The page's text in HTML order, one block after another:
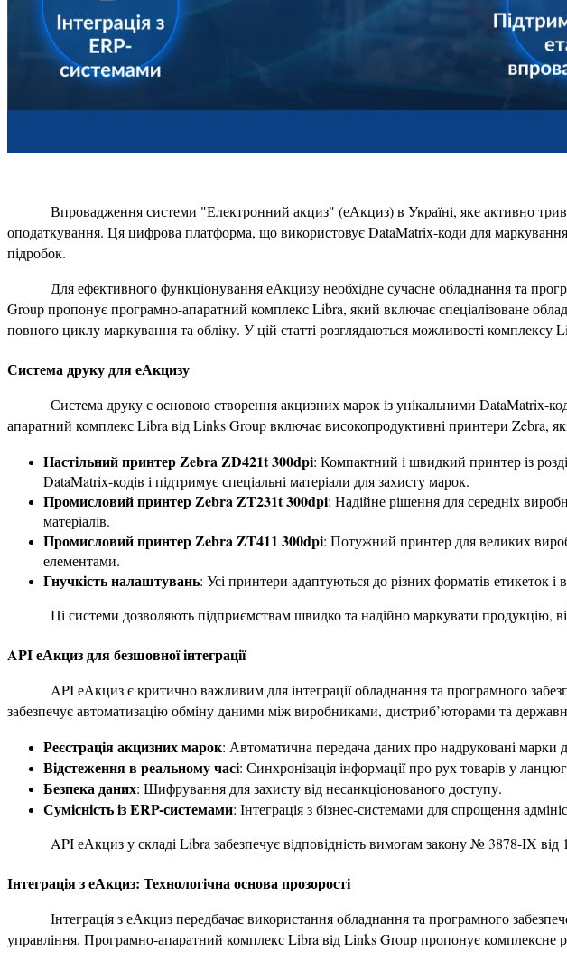
Впровадження системи "Електронний акциз" (еАкциз) в Україні, яке активно
оподаткування. Ця цифрова платформа, що використовує DataMatrix-коди для маркування
підробок.
Для ефективного функціонування еАкцизу необхідне сучасне обладнання та
Group пропонує програмно-апаратний комплекс Libra, який включає спеціалізоване
повного циклу маркування та обліку. У цій статті розглядаються можливості
Система друку для еАкцизу
Система друку є основою створення акцизних марок із унікальними DataMatrix-
апаратний комплекс Libra від Links Group включає високопродуктивні принтери Zebra,
Настільний принтер Zebra ZD421t 300dpi: Компактний і швидкий принтер із
DataMatrix-кодів і підтримує спеціальні матеріали для захисту марок.
Промисловий принтер Zebra ZT231t 300dpi: Надійне рішення для середніх
матеріалів.
Промисловий принтер Zebra ZT411 300dpi: Потужний принтер для великих
елементами.
Гнучкість налаштувань: Усі принтери адаптуються до різних форматів етикеток
Ці системи дозволяють підприємствам швидко та надійно маркувати продукцію,
API еАкциз для безшовної інтеграції
API еАкциз є критично важливим для інтеграції обладнання та програмного
забезпечує автоматизацію обміну даними між виробниками, дистриб’юторами та
Реєстрація акцизних марок: Автоматична передача даних про надруковані марки
Відстеження в реальному часі: Синхронізація інформації про рух товарів у
Безпека даних: Шифрування для захисту від несанкціонованого доступу.
Сумісність із ERP-системами: Інтеграція з бізнес-системами для спрощення
API еАкциз у складі Libra забезпечує відповідність вимогам закону № 3878-IX
Інтеграція з еАкциз: Технологічна основа прозорості
Інтеграція з еАкциз передбачає використання обладнання та програмного
управління. Програмно-апаратний комплекс Libra від Links Group пропонує комплексне